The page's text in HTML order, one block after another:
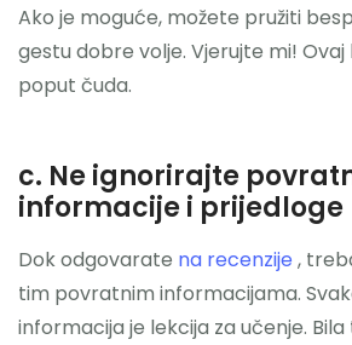
Ako je moguće, možete pružiti
gestu dobre volje. Vjerujte mi! Ovaj
poput čuda.
c. Ne ignorirajte
informacije i prijedloge
Dok odgovarate na recenzije ,
tim povratnim informacijama.
informacija je lekcija za učenje.